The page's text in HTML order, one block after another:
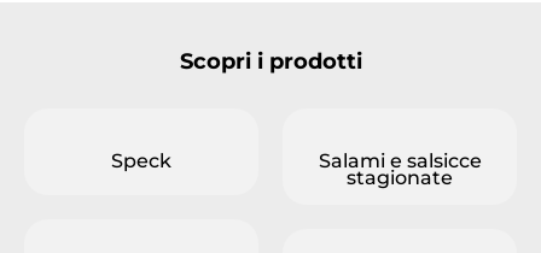
Scopri i prodotti
Speck Salami e salsicce
stagionate